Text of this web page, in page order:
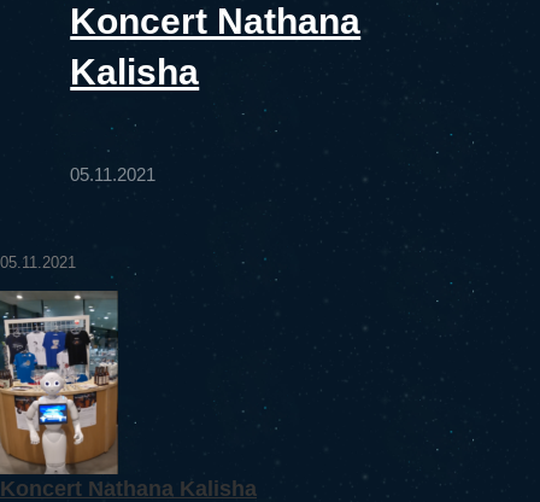
Koncert Nathana
Kalisha
05.11.2021
05.11.2021
Koncert Nathana Kalisha